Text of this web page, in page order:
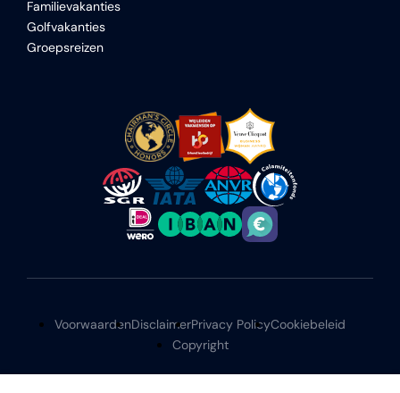
Familievakanties
Golfvakanties
Groepsreizen
VoorwaardenDisclaimerPrivacy PolicyCookiebeleid
Copyright